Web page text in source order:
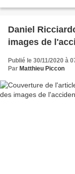
Daniel
images de
Publié le 30/11/2020 à
Par Matthieu Piccon